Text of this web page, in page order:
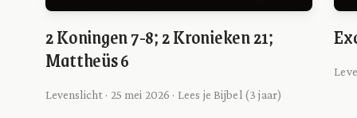
2 Koningen 7-8; 2 Kronieken 21;
Mattheüs 6
Levenslicht · 25 mei 2026 · Lees je Bijbel (3 jaar)